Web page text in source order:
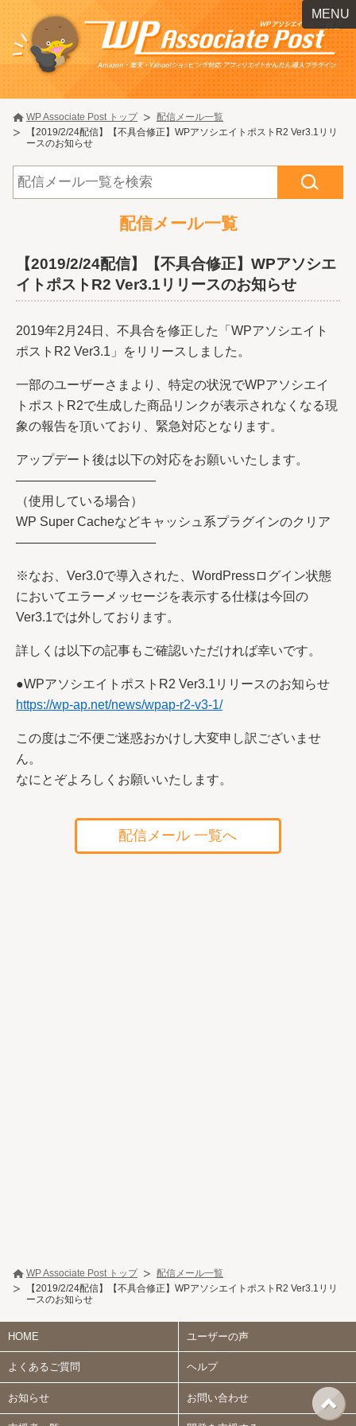
WP Associate Post トップ
配信メール一覧
【2019/2/24配信】【不具合修正】WPアソシエイトポストR2 Ver3.1リリ
ースのお知らせ
配信メール一覧
【2019/2/24配信】【不具合修正】WPアソシエ
イトポストR2 Ver3.1リリースのお知らせ
2019年2月24日、不具合を修正した「WPアソシエイト
ポストR2 Ver3.1」をリリースしました。
一部のユーザーさまより、特定の状況でWPアソシエイ
トポストR2で生成した商品リンクが表示されなくなる現
象の報告を頂いており、緊急対応となります。
アップデート後は以下の対応をお願いいたします。
———————————
（使用している場合）
WP Super Cacheなどキャッシュ系プラグインのクリア
———————————
※なお、Ver3.0で導入された、WordPressログイン状態
においてエラーメッセージを表示する仕様は今回の
Ver3.1では外しております。
詳しくは以下の記事もご確認いただければ幸いです。
●WPアソシエイトポストR2 Ver3.1リリースのお知らせ
https://wp-ap.net/news/wpap-r2-v3-1/
この度はご不便ご迷惑おかけし大変申し訳ございませ
ん。
なにとぞよろしくお願いいたします。
配信メール 一覧へ
MENU
WP Associate Post トップ
配信メール一覧
【2019/2/24配信】【不具合修正】WPアソシエイトポストR2 Ver3.1リリ
ースのお知らせ
HOME ユーザーの声
よくあるご質問 ヘルプ
お知らせ お問い合わせ